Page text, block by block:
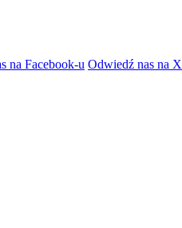
na Facebook-u Odwiedź nas na X